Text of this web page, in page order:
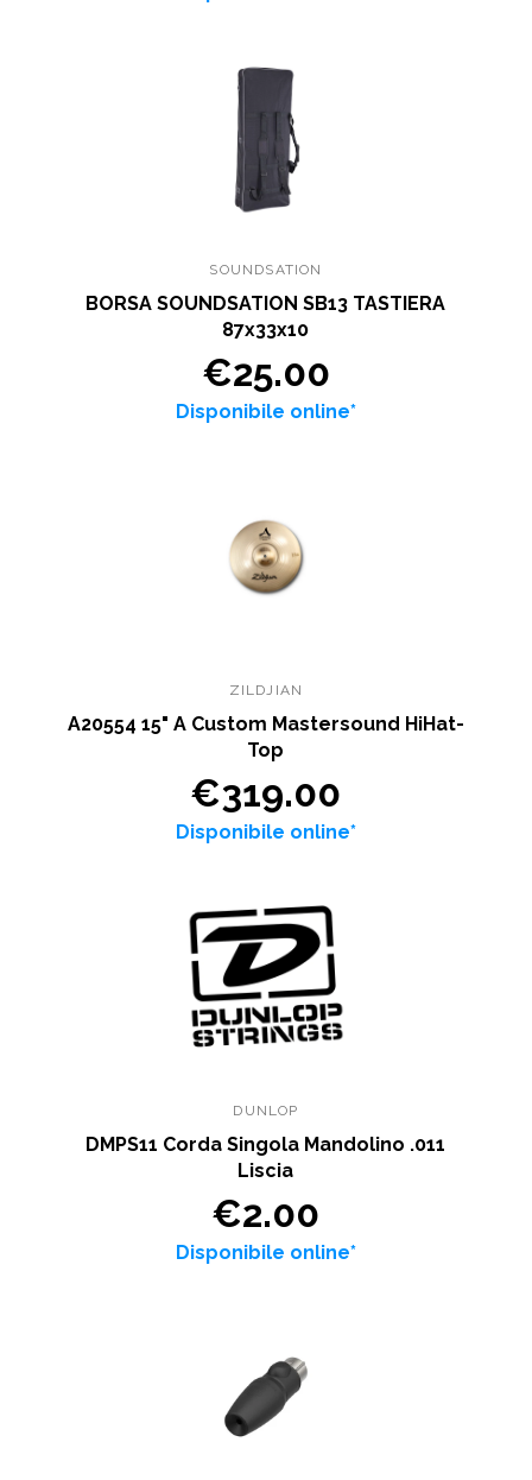
SOUNDSATION
BORSA SOUNDSATION SB13 TASTIERA
87x33x10
€25.00
Disponibile online*
ZILDJIAN
A20554 15" A Custom Mastersound HiHat-
Top
€319.00
Disponibile online*
DUNLOP
DMPS11 Corda Singola Mandolino .011
Liscia
€2.00
Disponibile online*